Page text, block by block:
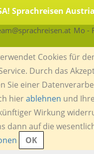
Sprachreisen Austria
Mo -
Cookies für
Durch das
Sie einer
hierablehnen und
Wirkung
dann auf die
OK